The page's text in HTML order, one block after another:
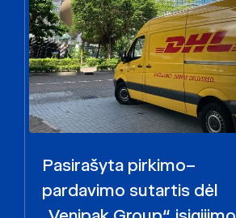
Pasirašyta pirkimo–
pardavimo sutartis dėl